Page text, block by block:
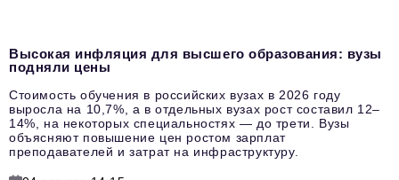
Высокая инфляция для высшего образования: вузы
подняли цены
Стоимость обучения в российских вузах в 2026 году
выросла на 10,7%, а в отдельных вузах рост составил 12–
14%, на некоторых специальностях — до трети. Вузы
объясняют повышение цен ростом зарплат
преподавателей и затрат на инфраструктуру.